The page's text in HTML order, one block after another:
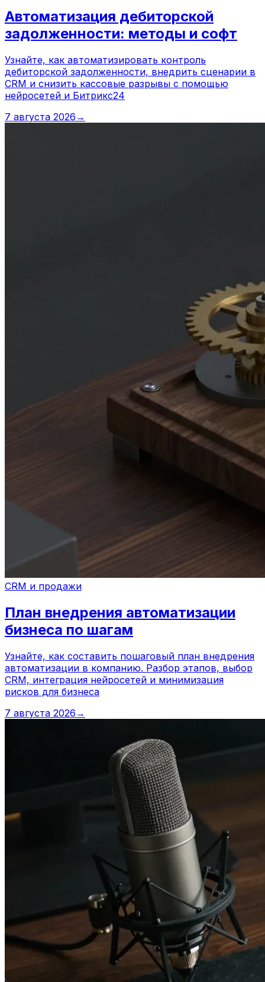
Автоматизация дебиторской
задолженности: методы и софт
Узнайте, как автоматизировать контроль
дебиторской задолженности, внедрить сценарии в
CRM и снизить кассовые разрывы с помощью
нейросетей и Битрикс24
7 августа 2026 →
CRM и продажи
План внедрения автоматизации
бизнеса по шагам
Узнайте, как составить пошаговый план внедрения
автоматизации в компанию. Разбор этапов, выбор
CRM, интеграция нейросетей и минимизация
рисков для бизнеса
7 августа 2026 →